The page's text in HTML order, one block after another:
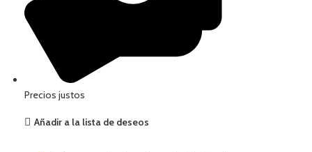
Precios justos
Añadir a la lista de deseos